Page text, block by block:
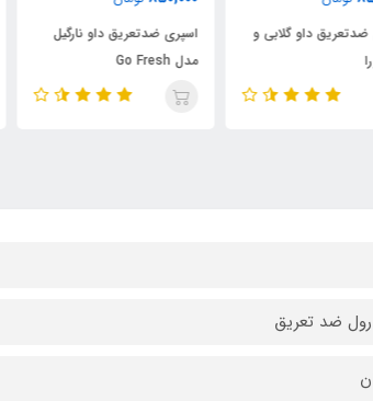
اسپری ضدتعریق داو نارگیل
تیغ اصلاح صورت و
ضد تعریق